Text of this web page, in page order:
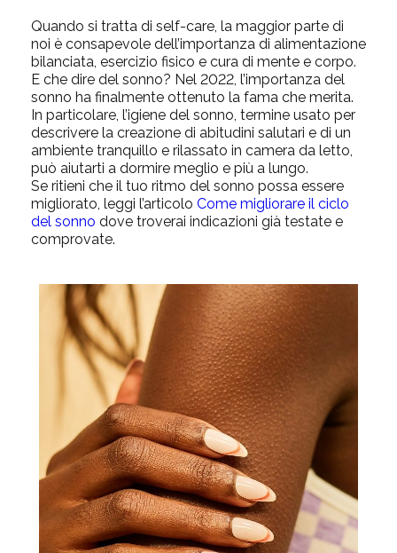
Quando si tratta di self-care, la maggior parte di
noi è consapevole dell’importanza di alimentazione
bilanciata, esercizio fisico e cura di mente e corpo.
E che dire del sonno? Nel 2022, l’importanza del
sonno ha finalmente ottenuto la fama che merita.
In particolare, l’igiene del sonno, termine usato per
descrivere la creazione di abitudini salutari e di un
ambiente tranquillo e rilassato in camera da letto,
può aiutarti a dormire meglio e più a lungo.
Se ritieni che il tuo ritmo del sonno possa essere
migliorato, leggi l’articolo Come migliorare il ciclo
del sonno dove troverai indicazioni già testate e
comprovate.